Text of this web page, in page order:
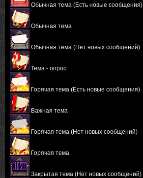
Обычная тема (Есть новые сообщения)
Обычная тема
Обычная тема (Нет новых сообщений)
Тема - опрос
Горячая тема (Есть новые сообщения)
Важная тема
Горячая тема (Нет новых сообщений)
Горячая тема
Закрытая тема (Нет новых сообщений)